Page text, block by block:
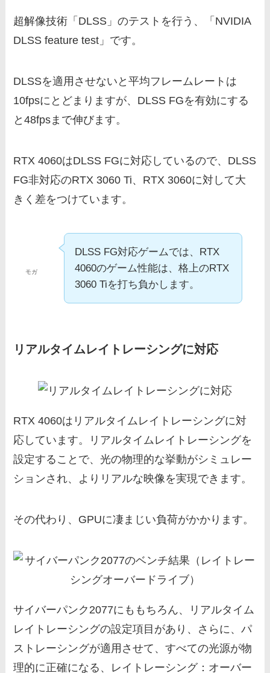
超解像技術「DLSS」のテストを行う、「NVIDIA
DLSS feature test」です。
DLSSを適用させないと平均フレームレートは
10fpsにとどまりますが、DLSS FGを有効にする
と48fpsまで伸びます。
RTX 4060はDLSS FGに対応しているので、DLSS
FG非対応のRTX 3060 Ti、RTX 3060に対して大
きく差をつけています。
モガ
DLSS FG対応ゲームでは、RTX
4060のゲーム性能は、格上のRTX
3060 Tiを打ち負かします。
リアルタイムレイトレーシングに対応
RTX 4060はリアルタイムレイトレーシングに対
応しています。リアルタイムレイトレーシングを
設定することで、光の物理的な挙動がシミュレー
ションされ、よりリアルな映像を実現できます。
その代わり、GPUに凄まじい負荷がかかります。
サイバーパンク2077にももちろん、リアルタイム
レイトレーシングの設定項目があり、さらに、パ
ストレーシングが適用させて、すべての光源が物
理的に正確になる、レイトレーシング：オーバー